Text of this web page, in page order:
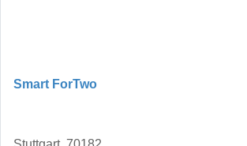
Smart ForTwo